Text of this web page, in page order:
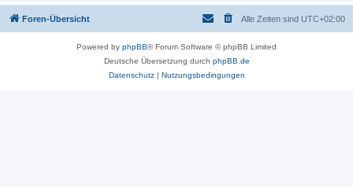
Foren-Übersicht Alle Zeiten sind UTC+02:00
Powered by phpBB® Forum Software © phpBB Limited
Deutsche Übersetzung durch phpBB.de
Datenschutz| Nutzungsbedingungen